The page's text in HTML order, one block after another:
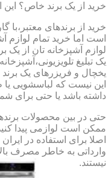
خرید از یک برند خاص؟ این
خرید از برندهای معتبر،با
است اما خرید تمام لوازم
لوازم آشپزخانه تان از یک
یک تبلیغ
یخچال و فریزرهای یک برند
این نیست که لباسشویی
داشته باشد یا حتی برای
حتی در بین محصولات
ممکن است لوازمی پیدا
اصلا برای استفاده در
وارداتی به خاطر مصرف
نیستند.